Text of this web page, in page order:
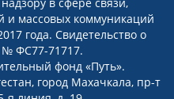
и массовых коммуникаций
года. Свидетельство о
№ ФС77-71717.
фонд «Путь».
город Махачкала, пр-т